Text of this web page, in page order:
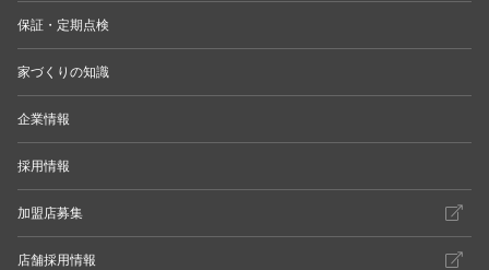
保証・定期点検
家づくりの知識
企業情報
採用情報
加盟店募集
店舗採用情報